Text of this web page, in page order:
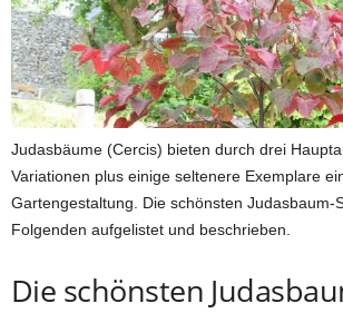
Judasbäume (Cercis) bieten durch drei
Variationen plus einige seltenere Exemplare
Gartengestaltung. Die schönsten Judasbaum-
Folgenden aufgelistet und beschrieben.
Die schönsten